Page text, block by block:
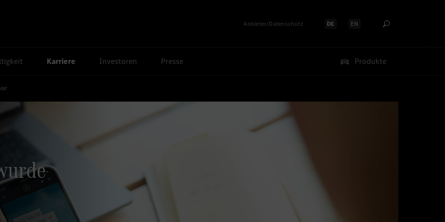
Anbieter/Datenschutz Sprache auswählen:
DE Sprache auswählen:
EN
Karriere Investoren Presse Produkte